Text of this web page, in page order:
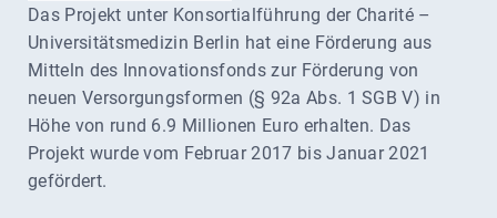
Das Projekt unter Konsortialführung der Charité –
Universitätsmedizin Berlin hat eine Förderung aus
Mitteln des Innovationsfonds zur Förderung von
neuen Versorgungsformen (§ 92a Abs. 1 SGB V) in
Höhe von rund 6.9 Millionen Euro erhalten. Das
Projekt wurde vom Februar 2017 bis Januar 2021
gefördert.